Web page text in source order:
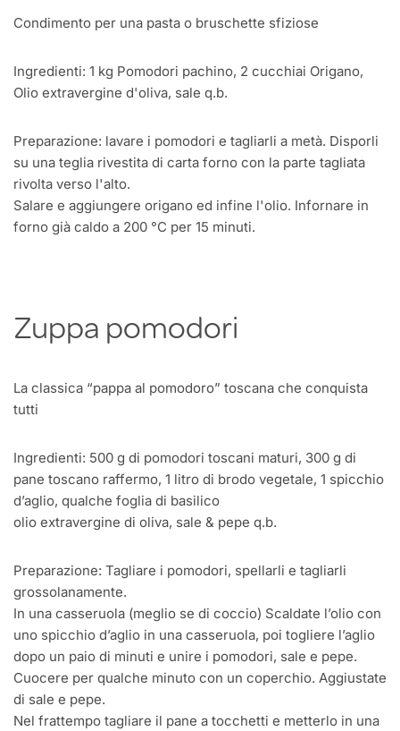
Condimento per una pasta o bruschette sfiziose
Ingredienti: 1 kg Pomodori pachino, 2 cucchiai Origano,
Olio extravergine d'oliva, sale q.b.
Preparazione: lavare i pomodori e tagliarli a metà. Disporli
su una teglia rivestita di carta forno con la parte tagliata
rivolta verso l'alto.
Salare e aggiungere origano ed infine l'olio. Infornare in
forno già caldo a 200 °C per 15 minuti.
Zuppa pomodori
La classica “pappa al pomodoro” toscana che conquista
tutti
Ingredienti: 500 g di pomodori toscani maturi, 300 g di
pane toscano raffermo, 1 litro di brodo vegetale, 1 spicchio
d’aglio, qualche foglia di basilico
olio extravergine di oliva, sale & pepe q.b.
Preparazione: Tagliare i pomodori, spellarli e tagliarli
grossolanamente.
In una casseruola (meglio se di coccio) Scaldate l’olio con
uno spicchio d’aglio in una casseruola, poi togliere l’aglio
dopo un paio di minuti e unire i pomodori, sale e pepe.
Cuocere per qualche minuto con un coperchio. Aggiustate
di sale e pepe.
Nel frattempo tagliare il pane a tocchetti e metterlo in una